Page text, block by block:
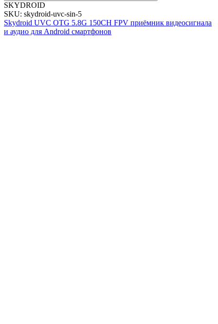
SKYDROID
SKU: skydroid-uvc-sin-5
Skydroid UVC OTG 5.8G 150CH FPV приёмник видеосигнала
и аудио для Android смартфонов